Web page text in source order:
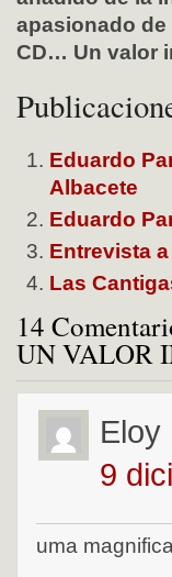
apasionado
CD… Un valor
Eduardo
Albacete
Eduardo
Entrevista
Las
14
UN VALOR
Eloy
9
uma